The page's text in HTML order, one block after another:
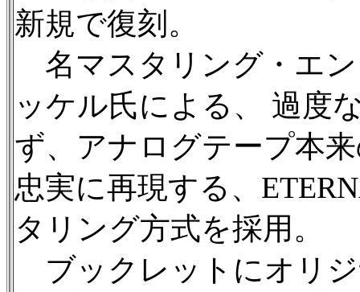
新規で復刻。
名マスタリング・エ
ッケル氏による、 過度
ず、アナログテープ本
忠実に再現する、
タリング方式を採用。
ブックレットにオリ